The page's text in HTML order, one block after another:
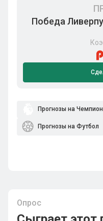
Победа
Прогнозы на
Прогнозы на Футбол
Опрос